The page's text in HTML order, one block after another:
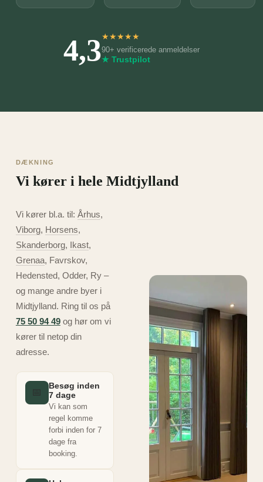
4,3★★★★★
90+ verificerede anmeldelser
★ Trustpilot
DÆKNING
Vi kører i hele Midtjylland
Vi kører bl.a. til: Århus,
Viborg, Horsens,
Skanderborg, Ikast,
Grenaa, Favrskov,
Hedensted, Odder, Ry –
og mange andre byer i
Midtjylland. Ring til os på
75 50 94 49og hør om vi
kører til netop din
adresse.
📅
Besøg inden
7 dage
Vi kan som
regel komme
forbi inden for 7
dage fra
booking.